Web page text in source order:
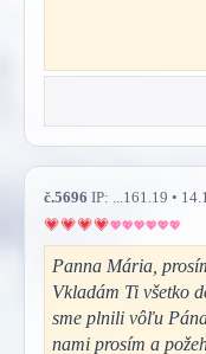
č.5696 IP: ...161.19 •
Panna Mária,
Vkladám Ti všetko
sme plnili vôľu
nami prosím a